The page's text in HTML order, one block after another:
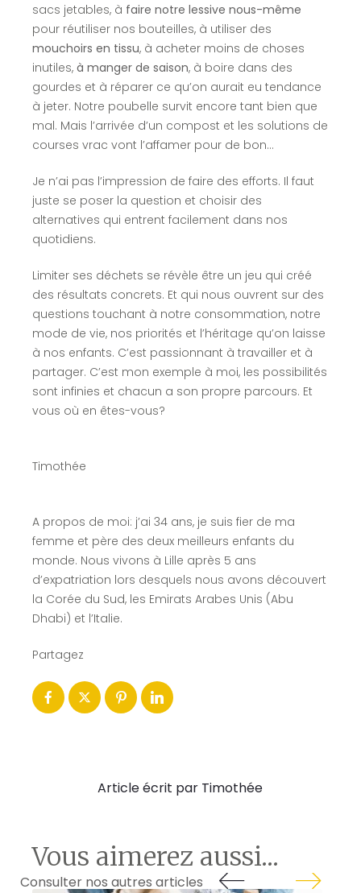
sacs jetables, à faire notre lessive nous-même
pour réutiliser nos bouteilles, à utiliser des
mouchoirs en tissu, à acheter moins de choses
inutiles, à manger de saison, à boire dans des
gourdes et à réparer ce qu’on aurait eu tendance
à jeter. Notre poubelle survit encore tant bien que
mal. Mais l’arrivée d’un compost et les solutions de
courses vrac vont l’affamer pour de bon…
Je n’ai pas l’impression de faire des efforts. Il faut
juste se poser la question et choisir des
alternatives qui entrent facilement dans nos
quotidiens.
Limiter ses déchets se révèle être un jeu qui créé
des résultats concrets. Et qui nous ouvrent sur des
questions touchant à notre consommation, notre
mode de vie, nos priorités et l’héritage qu’on laisse
à nos enfants. C’est passionnant à travailler et à
partager. C’est mon exemple à moi, les possibilités
sont infinies et chacun a son propre parcours. Et
vous où en êtes-vous?
Timothée
A propos de moi: j’ai 34 ans, je suis fier de ma
femme et père des deux meilleurs enfants du
monde. Nous vivons à Lille après 5 ans
d’expatriation lors desquels nous avons découvert
la Corée du Sud, les Emirats Arabes Unis (Abu
Dhabi) et l’Italie.
Partagez
Article écrit par Timothée
Vous aimerez aussi...
Consulter nos autres articles